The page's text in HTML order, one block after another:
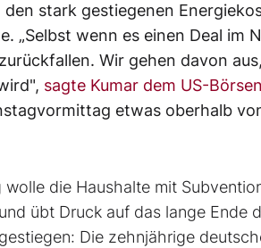
stark gestiegenen
„Selbst wenn es einen Deal im
Wir gehen davon
sagte Kumar dem US-
etwas oberhalb
die Haushalte mit
übt Druck auf das lange Ende
Die zehnjährige